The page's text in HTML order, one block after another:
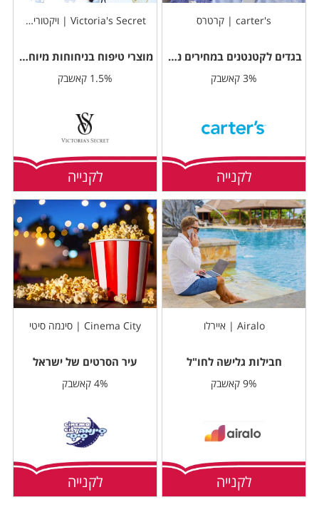
carter's | קרטרס
בגדים לקטנטנים במחירים נוחים
3% קאשבק
לקנייה
Victoria's Secret | ויקטוריה סיקרט
מוצרי טיפוח בניחוחות מיוחדים
1.5% קאשבק
לקנייה
Airalo | איירלו
חבילות גלישה לחו"ל
9% קאשבק
לקנייה
Cinema City | סינמה סיטי
עיר הסרטים של ישראל
4% קאשבק
לקנייה